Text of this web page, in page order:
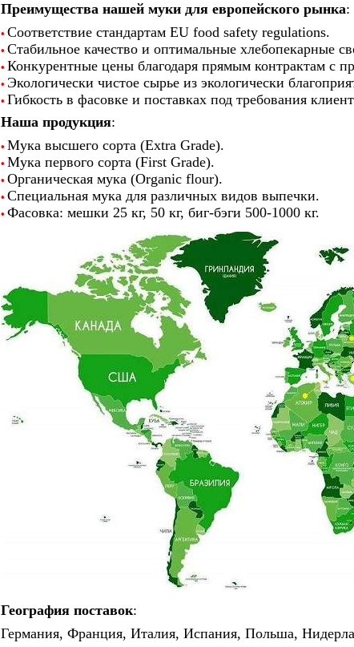
Преимущества нашей муки для европейского рынка:
• Соответствие стандартам EU food safety regulations.
• Стабильное качество и оптимальные хлебопекарные
• Конкурентные цены благодаря прямым контрактам с
• Экологически чистое сырье из экологически
• Гибкость в фасовке и поставках под требования
Наша продукция:
• Мука высшего сорта (Extra Grade).
• Мука первого сорта (First Grade).
• Органическая мука (Organic flour).
• Специальная мука для различных видов выпечки.
• Фасовка: мешки 25 кг, 50 кг, биг-бэги 500-1000 кг.
География поставок:
Германия, Франция, Италия, Испания, Польша,